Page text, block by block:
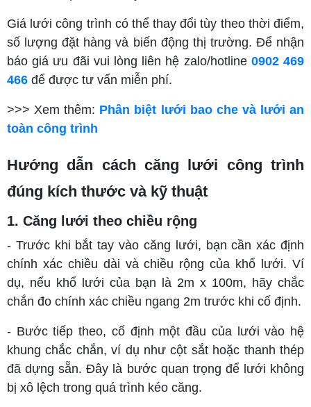
Giá lưới công trình có thể thay đổi tùy theo thời điểm,
số lượng đặt hàng và biến động thị trường. Để nhận
báo giá ưu đãi vui lòng liên hệ zalo/hotline 0902 469
466 để được tư vấn miễn phí.
>>> Xem thêm: Phân biệt lưới bao che và lưới an
toàn công trình
Hướng dẫn cách căng lưới công trình
đúng kích thước và kỹ thuật
1. Căng lưới theo chiều rộng
- Trước khi bắt tay vào căng lưới, bạn cần xác định
chính xác chiều dài và chiều rộng của khổ lưới. Ví
dụ, nếu khổ lưới của bạn là 2m x 100m, hãy chắc
chắn đo chính xác chiều ngang 2m trước khi cố định.
- Bước tiếp theo, cố định một đầu của lưới vào hệ
khung chắc chắn, ví dụ như cột sắt hoặc thanh thép
đã dựng sẵn. Đây là bước quan trọng để lưới không
bị xô lệch trong quá trình kéo căng.